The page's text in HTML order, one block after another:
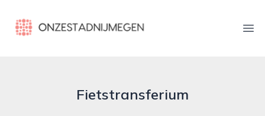
onzestadnijmegen.nl
Fietstransferium